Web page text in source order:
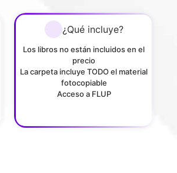
¿Qué incluye?
Los libros no están incluidos en el
precio
La carpeta incluye TODO el material
fotocopiable
Acceso a FLUP